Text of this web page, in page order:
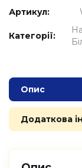
Артикул:
Категорії:
Опис
Додаткова